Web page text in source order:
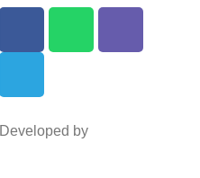
Developed by